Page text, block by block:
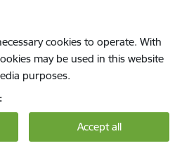
cookies to operate. With
may be used in this website
purposes.
Accept all